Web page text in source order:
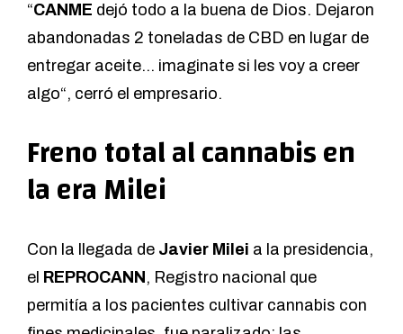
“CANME dejó todo a la buena de Dios. Dejaron
abandonadas 2 toneladas de CBD en lugar de
entregar aceite… imaginate si les voy a creer
algo“, cerró el empresario.
Freno total al cannabis en
la era Milei
Con la llegada de Javier Milei a la presidencia,
el REPROCANN , Registro nacional que
permitía a los pacientes cultivar cannabis con